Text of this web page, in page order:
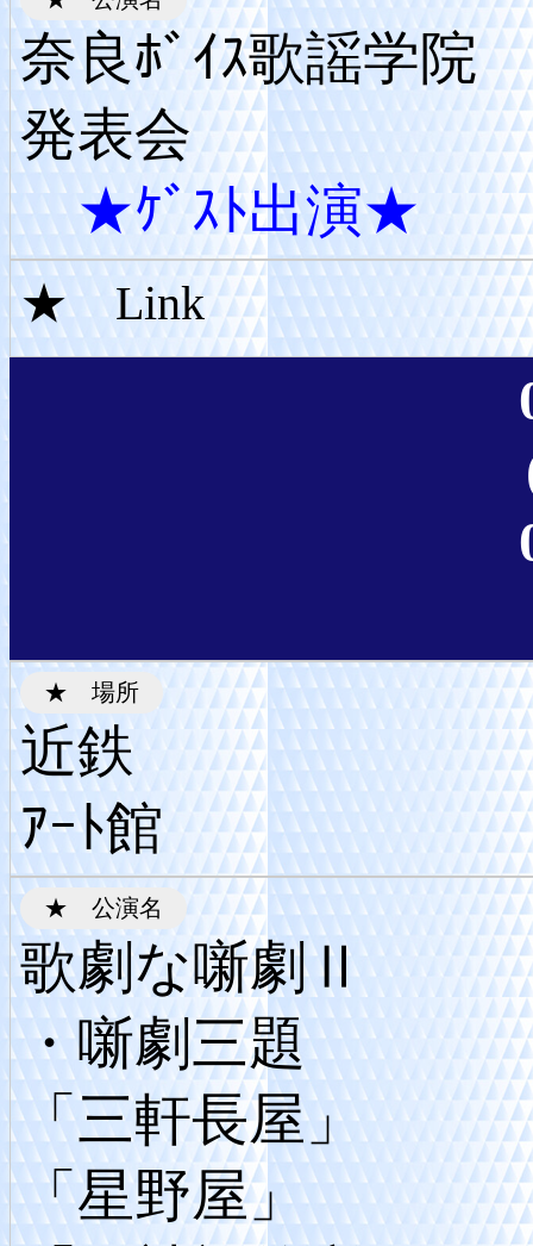
奈良ﾎﾞｲｽ歌謡学院
発表会
★ｹﾞｽﾄ出演★
近鉄
ｱｰﾄ館
歌劇な噺劇Ⅱ
・噺劇三題
「三軒長屋」
「星野屋」